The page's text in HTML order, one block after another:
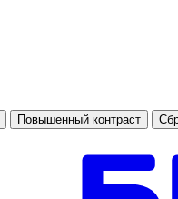
Повышенный контраст